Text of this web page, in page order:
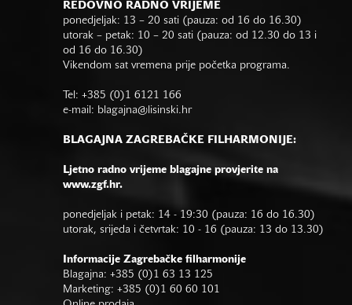
REDOVNO RADNO VRIJEME
ponedjeljak: 13 – 20 sati (pauza: od 16 do 16.30)
utorak – petak: 10 – 20 sati (pauza: od 12.30 do 13 i
od 16 do 16.30)
Vikendom sat vremena prije početka programa.
Tel: +385 (0)1 6121 166
e-mail: blagajna@lisinski.hr
BLAGAJNA ZAGREBAČKE FILHARMONIJE:
Ljetno radno vrijeme blagajne provjerite na
www.zgf.hr.
ponedjeljak i petak: 14 - 19:30 (pauza: 16 do 16.30)
utorak, srijeda i četvrtak: 10 - 16 (pauza: 13 do 13.30)
Informacije Zagrebačke filharmonije
Blagajna: +385 (0)1 63 13 125
Marketing: +385 (0)1 60 60 101